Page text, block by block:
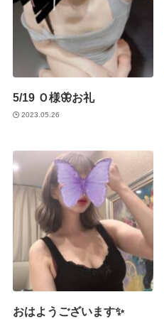
5/19 Ｏ様🦋お礼
2023.05.26
おはようございます✨